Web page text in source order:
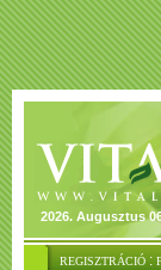
2026. Augusztus
REGISZTRÁCIÓ :